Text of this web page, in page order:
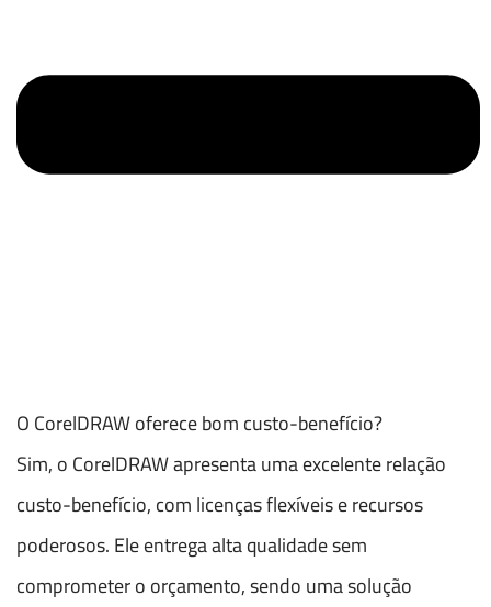
O CorelDRAW oferece bom custo-benefício?
Sim, o CorelDRAW apresenta uma excelente relação
custo-benefício, com licenças flexíveis e recursos
poderosos. Ele entrega alta qualidade sem
comprometer o orçamento, sendo uma solução